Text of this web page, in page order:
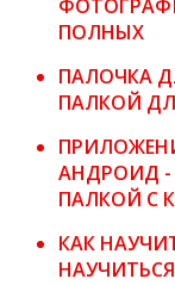
ПОЛНЫХ
ПАЛОЧКА
ПАЛКОЙ
АНДРОИД -
ПАЛКОЙ С
КАК